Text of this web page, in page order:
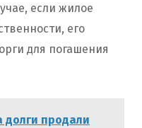
если жилое
его
для погашения
долги продали